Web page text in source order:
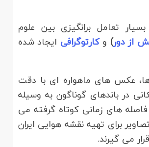
بسیار تعامل برانگیزی بین علوم
از دور) وکارتوگرافی ایجاد شده
عکس های ماهواره ای با دقت
در باندهای گوناگون به وسیله
فاصله های زمانی کوتاه گرفته می
برای تهیه نقشه هوایی ایران
می گیرند.